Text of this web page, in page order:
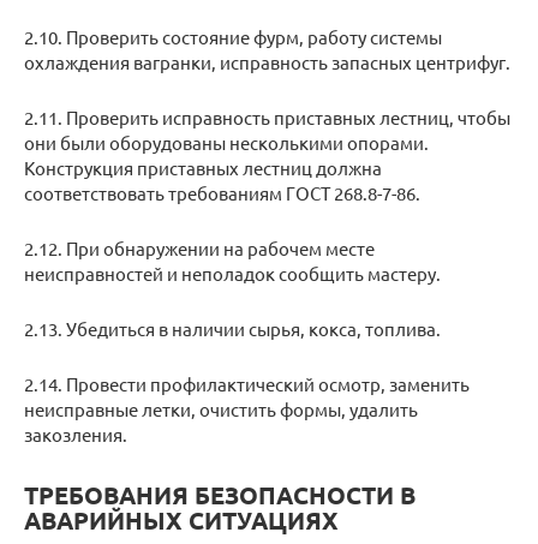
2.10. Проверить состояние фурм, работу системы
охлаждения вагранки, исправность запасных центрифуг.
2.11. Проверить исправность приставных лестниц, чтобы
они были оборудованы несколькими опорами.
Конструкция приставных лестниц должна
соответствовать требованиям ГОСТ 268.8-7-86.
2.12. При обнаружении на рабочем месте
неисправностей и неполадок сообщить мастеру.
2.13. Убедиться в наличии сырья, кокса, топлива.
2.14. Провести профилактический осмотр, заменить
неисправные летки, очистить формы, удалить
закозления.
ТРЕБОВАНИЯ БЕЗОПАСНОСТИ В
АВАРИЙНЫХ СИТУАЦИЯХ